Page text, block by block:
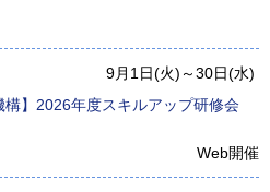
9月1日(火)～30日(水)
構】2026年度スキルアップ研修会
Web開催